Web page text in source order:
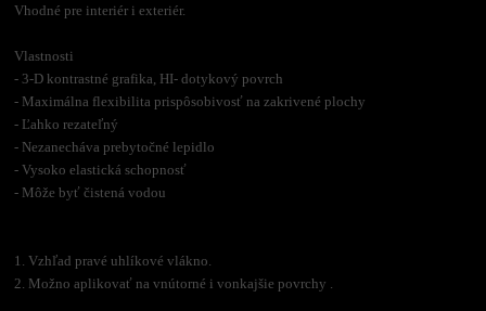
Vhodné pre interiér i exteriér.
Vlastnosti
- 3-D kontrastné grafika, HI- dotykový povrch
- Maximálna flexibilita prispôsobivosť na zakrivené plochy
- Ľahko rezateľný
- Nezanecháva prebytočné lepidlo
- Vysoko elastická schopnosť
- Môže byť čistená vodou
1. Vzhľad pravé uhlíkové vlákno.
2. Možno aplikovať na vnútorné i vonkajšie povrchy .